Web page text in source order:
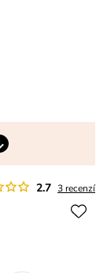
2.7 3 recenzí